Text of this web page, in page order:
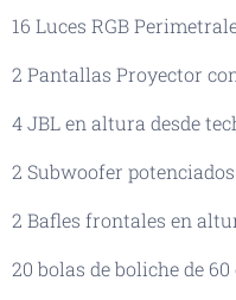
16 Luces RGB
2 Pantallas Proyector
4 JBL en altura desde
2 Subwoofer
2 Bafles frontales en
20 bolas de boliche de